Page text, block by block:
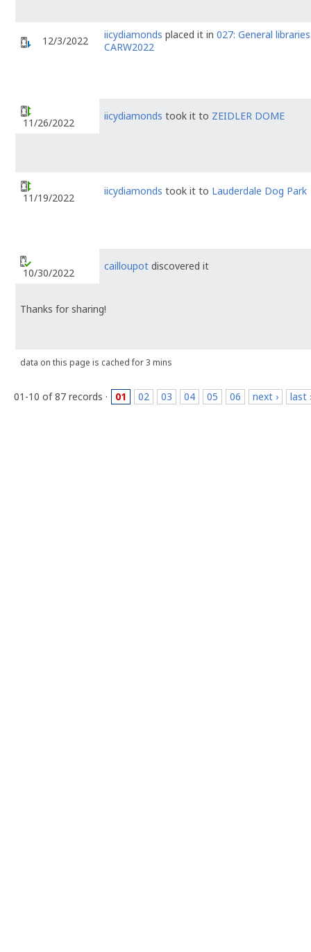
12/3/2022 iicydiamonds placed it in 027: General
CARW2022
11/26/2022 iicydiamonds took it to ZEIDLER DOME
11/19/2022 iicydiamonds took it to Lauderdale Dog Park
10/30/2022 cailloupot discovered it
Thanks for sharing!
data on this page is cached for 3 mins
01-10 of 87 records · 01 02 03 04 05 06 next › last